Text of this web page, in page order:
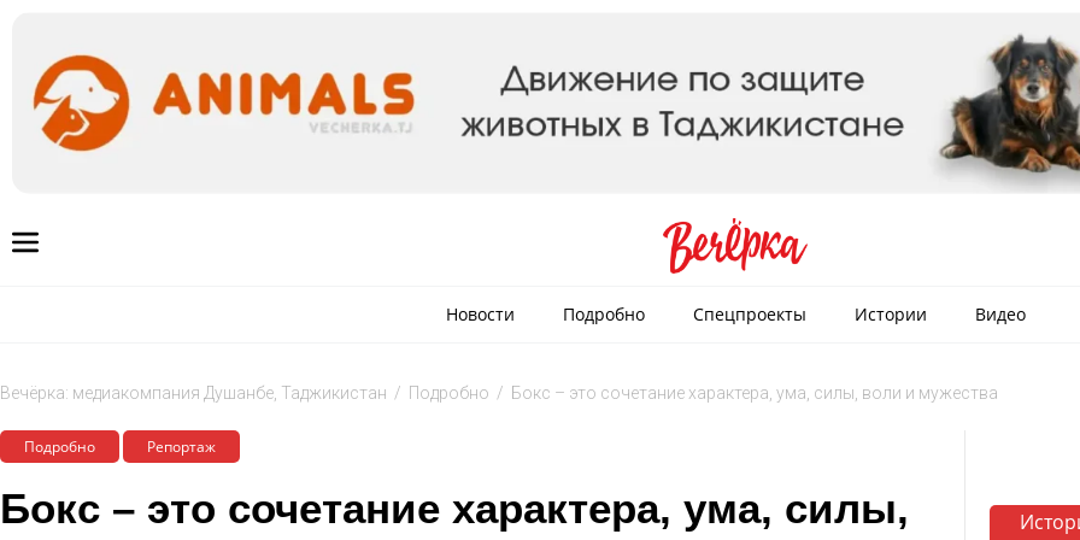
Новости Подробно Спецпроекты Истории Видео
Вечёрка: медиакомпания Душанбе, Таджикистан / Подробно / Бокс – это сочетание характера, ума, силы, воли и мужества
Подробно Репортаж
Бокс – это сочетание характера, ума, силы,